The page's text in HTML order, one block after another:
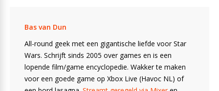
Bas van Dun
All-round geek met een gigantische liefde voor Star
Wars. Schrijft sinds 2005 over games en is een
lopende film/game encyclopedie. Wakker te maken
voor een goede game op Xbox Live (Havoc NL) of